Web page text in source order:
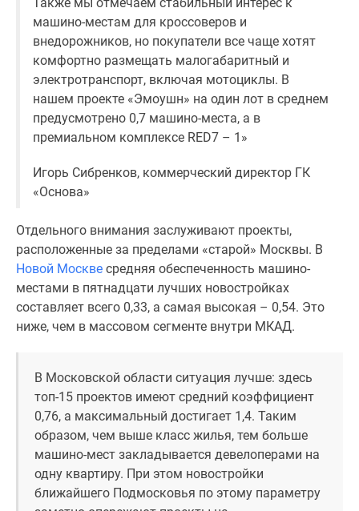
скидками
Видео
новостроек
Субсидированная
Rutube
Поиск
Москве
Программа
реновации
Москве
Новостройки
премиум-
Новостройки
бизнес-
Траншевая
машино-местам для кроссоверов и
внедорожников, но покупатели все чаще хотят
комфортно размещать малогабаритный и
электротранспорт, включая мотоциклы. В
нашем проекте «Эмоушн» на один лот в среднем
предусмотрено 0,7 машино-места, а в
премиальном комплексе RED7 – 1»
Игорь Сибренков, коммерческий директор ГК
«Основа»
Отдельного внимания заслуживают проекты,
расположенные за пределами «старой» Москвы. В
Новой Москве средняя обеспеченность машино-
местами в пятнадцати лучших новостройках
составляет всего 0,33, а самая высокая – 0,54. Это
ниже, чем в массовом сегменте внутри МКАД.
В Московской области ситуация лучше: здесь
топ-15 проектов имеют средний коэффициент
0,76, а максимальный достигает 1,4. Таким
образом, чем выше класс жилья, тем больше
машино-мест закладывается девелоперами на
одну квартиру. При этом новостройки
ближайшего Подмосковья по этому параметру